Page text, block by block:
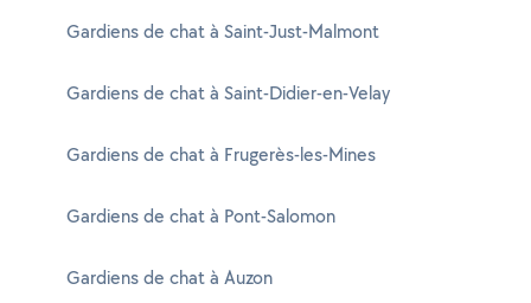
Gardiens de chat à Saint-Just-Malmont
Gardiens de chat à Saint-Didier-en-Velay
Gardiens de chat à Frugerès-les-Mines
Gardiens de chat à Pont-Salomon
Gardiens de chat à Auzon